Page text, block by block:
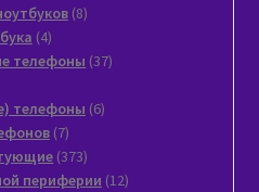
товаров
88
44
товара
телефоны 3737
телефоны 66
77
товаров
373373
товара
периферии 1212